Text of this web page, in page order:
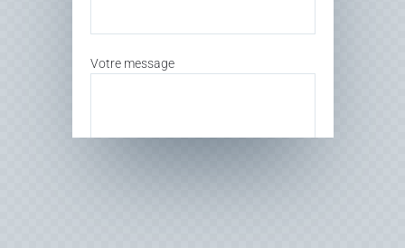
Votre message